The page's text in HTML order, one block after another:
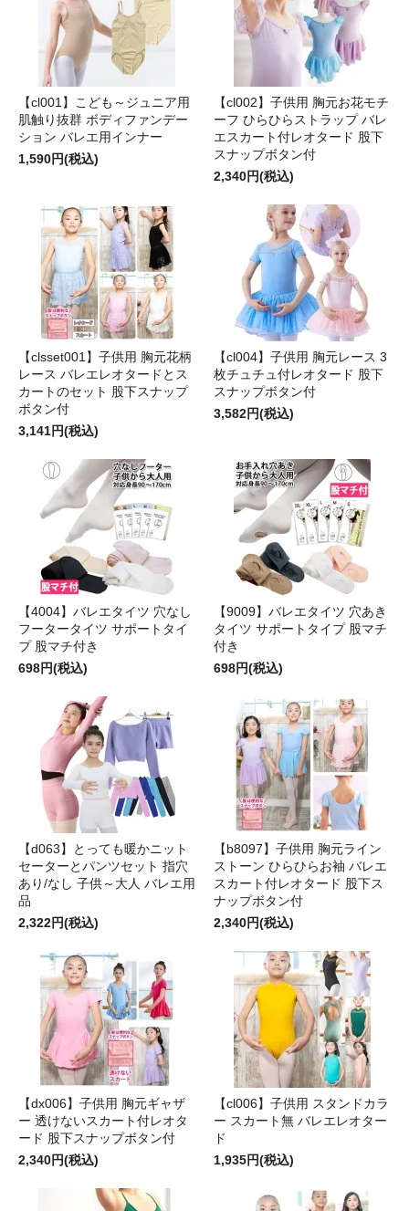
【cl001】こども～ジュニア用
肌触り抜群 ボディファンデー
ション バレエ用インナー
1,590円(税込)
【cl002】子供用 胸元お花モチ
ーフ ひらひらストラップ バレ
エスカート付レオタード 股下
スナップボタン付
2,340円(税込)
【clsset001】子供用 胸元花柄
レース バレエレオタードとス
カートのセット 股下スナップ
ボタン付
3,141円(税込)
【cl004】子供用 胸元レース 3
枚チュチュ付レオタード 股下
スナップボタン付
3,582円(税込)
【4004】バレエタイツ 穴なし
フータータイツ サポートタイ
プ 股マチ付き
698円(税込)
【9009】バレエタイツ 穴あき
タイツ サポートタイプ 股マチ
付き
698円(税込)
【d063】とっても暖かニット
セーターとパンツセット 指穴
あり/なし 子供～大人 バレエ用
品
2,322円(税込)
【b8097】子供用 胸元ライン
ストーン ひらひらお袖 バレエ
スカート付レオタード 股下ス
ナップボタン付
2,340円(税込)
【dx006】子供用 胸元ギャザ
ー 透けないスカート付レオタ
ード 股下スナップボタン付
2,340円(税込)
【cl006】子供用 スタンドカラ
ー スカート無 バレエレオター
ド
1,935円(税込)